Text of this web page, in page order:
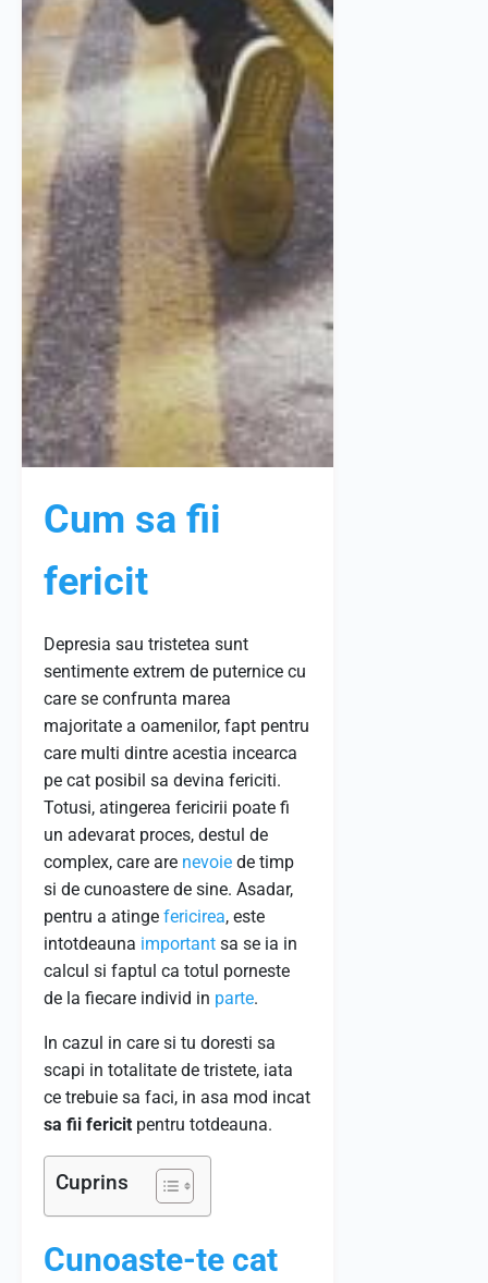
Cum sa fii
fericit
Depresia sau tristetea sunt
sentimente extrem de puternice cu
care se confrunta marea
majoritate a oamenilor, fapt pentru
care multi dintre acestia incearca
pe cat posibil sa devina fericiti.
Totusi, atingerea fericirii poate fi
un adevarat proces, destul de
complex, care are nevoie de timp
si de cunoastere de sine. Asadar,
pentru a atinge fericirea, este
intotdeauna important sa se ia in
calcul si faptul ca totul porneste
de la fiecare individ in parte.
In cazul in care si tu doresti sa
scapi in totalitate de tristete, iata
ce trebuie sa faci, in asa mod incat
sa fii fericit pentru totdeauna.
Cuprins
Cunoaste-te cat